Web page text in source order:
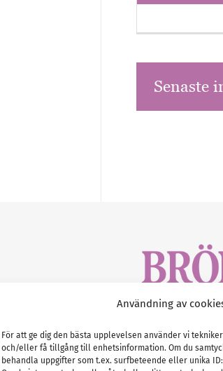
Användning av
För att ge dig den bästa upplevelsen använder vi
och/eller få tillgång till enhetsinformation. Om du
behandla uppgifter som t.ex. surfbeteende eller unika
Senaste
Bröllopsmagasinet
Tel :0522-68 11 90
E-post: